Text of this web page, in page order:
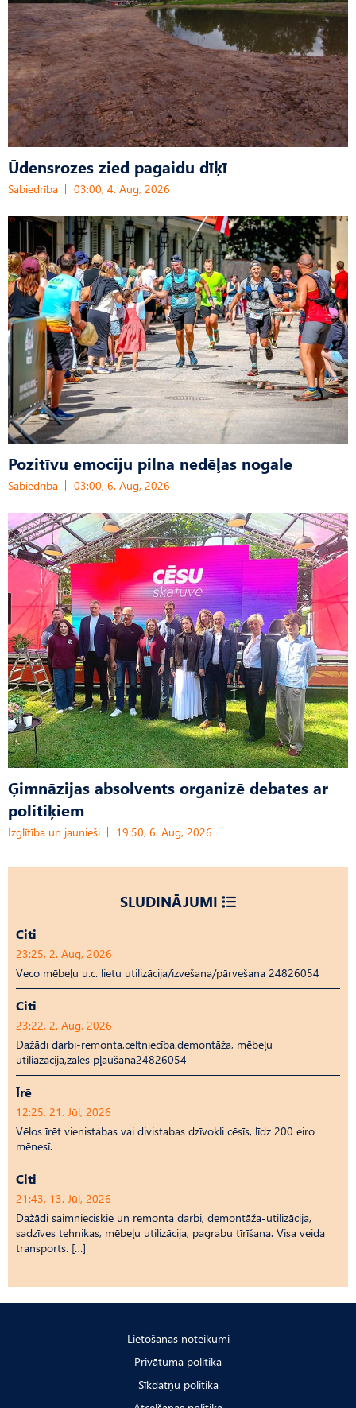
Ūdensrozes zied pagaidu dīķī
Sabiedrība 03:00, 4. Aug, 2026
Pozitīvu emociju pilna nedēļas nogale
Sabiedrība 03:00, 6. Aug, 2026
Ģimnāzijas absolvents organizē debates ar
politiķiem
Izglītība un jaunieši 19:50, 6. Aug, 2026
SLUDINĀJUMI
Citi
23:25, 2. Aug, 2026
Veco mēbeļu u.c. lietu utilizācija/izvešana/pārvešana 24826054
Citi
23:22, 2. Aug, 2026
Dažādi darbi-remonta,celtniecība,demontāža, mēbeļu
utiliāzācija,zāles pļaušana24826054
Īrē
12:25, 21. Jūl, 2026
Vēlos īrēt vienistabas vai divistabas dzīvokli cēsīs, līdz 200 eiro
mēnesī.
Citi
21:43, 13. Jūl, 2026
Dažādi saimnieciskie un remonta darbi, demontāža-utilizācija,
sadzīves tehnikas, mēbeļu utilizācija, pagrabu tīrīšana. Visa veida
transports. […]
Lietošanas noteikumi
Privātuma politika
Sīkdatņu politika